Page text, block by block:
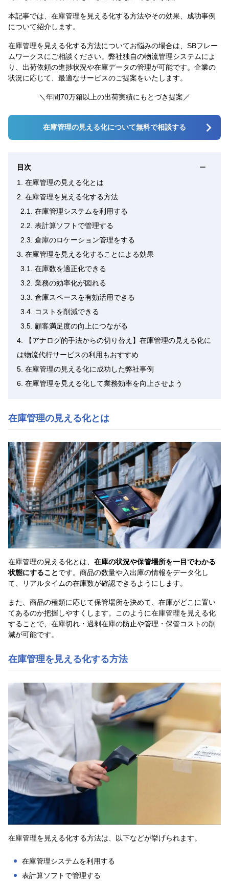
本記事では、在庫管理を見える化する方法やその効果、成功事例
について紹介します。
在庫管理を見える化する方法についてお悩みの場合は、SBフレー
ムワークスにご相談ください。弊社独自の物流管理システムによ
り、出荷依頼の進捗状況や在庫データの管理が可能です。企業の
状況に応じて、最適なサービスのご提案をいたします。
＼年間70万箱以上の出荷実績にもとづき提案／
在庫管理の見える化について無料で相談する
目次 ー
1.
在庫管理の見える化とは
2. 在庫管理を見える化する方法
2.1.
在庫管理システムを利用する
2.2. 表計算ソフトで管理する
2.3. 倉庫のロケーション管理をする
3. 在庫管理を見える化することによる効果
3.1.
在庫数を適正化できる
3.2. 業務の効率化が図れる
3.3. 倉庫スペースを有効活用できる
3.4.
コストを削減できる
3.5. 顧客満足度の向上につながる
4.
【アナログ的手法からの切り替え】在庫管理の見える化に
は物流代行サービスの利用もおすすめ
5. 在庫管理の見える化に成功した弊社事例
6. 在庫管理を見える化して業務効率を向上させよう
在庫管理の見える化とは
在庫管理の見える化とは、 在庫の状況や保管場所を一目でわかる
状態にすることです。商品の数量や入出庫の情報をデータ化し
て、リアルタイムの在庫数が確認できるようにします。
また、商品の種類に応じて保管場所を決めて、在庫がどこに置い
てあるのか把握しやすくします。このように在庫管理を見える化
することで、在庫切れ・過剰在庫の防止や管理・保管コストの削
減が可能です。
在庫管理を見える化する方法
在庫管理を見える化する方法は、以下などが挙げられます。
在庫管理システムを利用する
表計算ソフトで管理する